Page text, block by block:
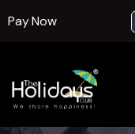
Pay Now